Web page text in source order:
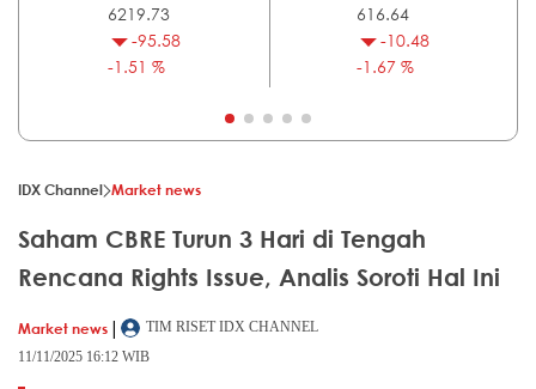
6219.73
-95.58
-1.51 %
616.64
-10.48
-1.67 %
IDX Channel Market news
Saham CBRE Turun 3 Hari di Tengah
Rencana Rights Issue, Analis Soroti Hal Ini
Market news |
TIM RISET IDX CHANNEL
11/11/2025 16:12 WIB